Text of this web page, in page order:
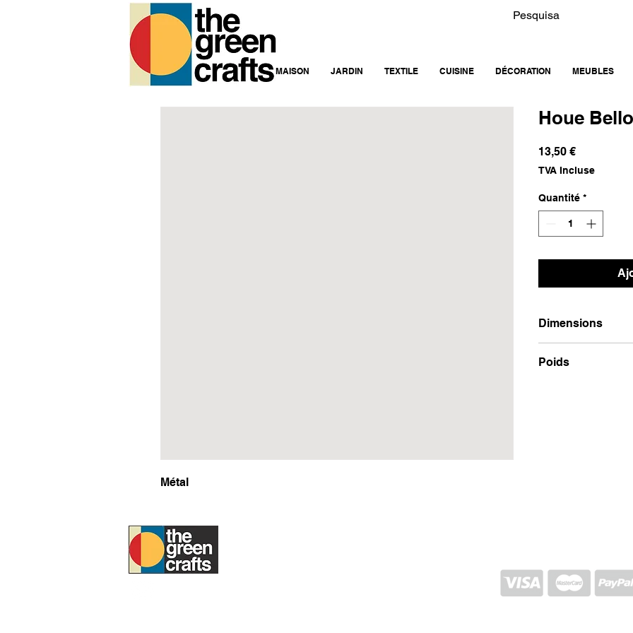
MAISON JARDIN TEXTILE CUISINE DÉCORATION MEUBLES
Métal
Houe
13,50 €Prix
TVA Incluse
Quantité *
Dimensions
Poids